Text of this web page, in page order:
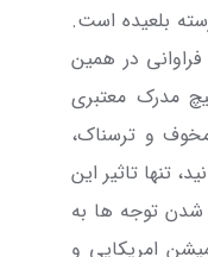
بلعیده است.
در همین
مدرک معتبری
و ترسناک،
تنها تاثیر این
شدن توجه ها به
امریکایی و